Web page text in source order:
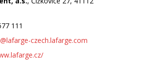
111
czech.lafarge.com